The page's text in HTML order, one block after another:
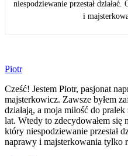
niespodziewanie przestał
i
Piotr
Cześć! Jestem Piotr, pasjonat
majsterkowicz. Zawsze byłem
działają, a moja miłość do
lat. Wtedy to zdecydowałem
który niespodziewanie przestał
naprawy i majsterkowania tylko